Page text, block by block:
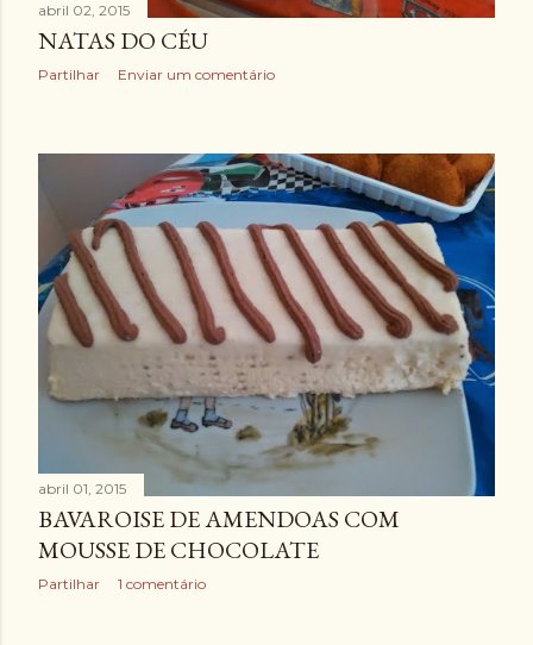
abril 02, 2015
NATAS DO CÉU
Partilhar Enviar um comentário
abril 01, 2015
BAVAROISE DE AMENDOAS COM
MOUSSE DE CHOCOLATE
Partilhar 1 comentário